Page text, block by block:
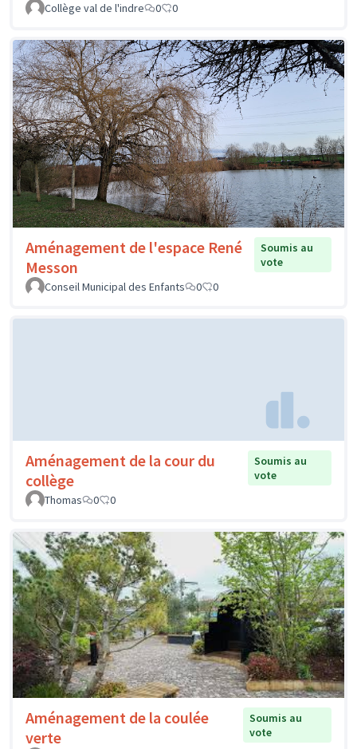
Collège val de l'indre
0 0
Aménagement de l'espace René
Messon
Soumis au
vote
Conseil Municipal des Enfants
0 0
Aménagement de la cour du
collège
Soumis au
vote
Thomas
0 0
Aménagement de la coulée
verte
Soumis au
vote